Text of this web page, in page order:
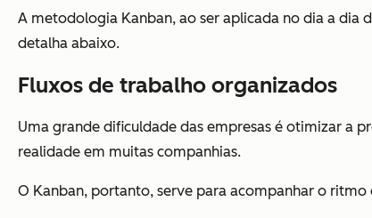
A metodologia Kanban, ao ser aplicada no dia a dia
detalha abaixo.
Fluxos de trabalho organizados
Uma grande dificuldade das empresas é otimizar a
realidade em muitas companhias.
O Kanban, portanto, serve para acompanhar o